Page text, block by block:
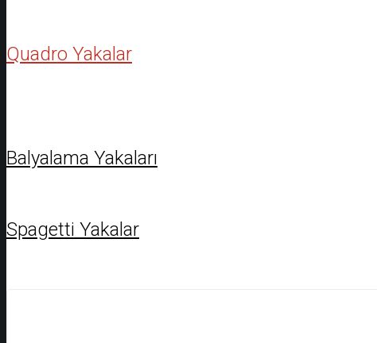
Quadro Yakalar
Balyalama Yakaları
Spagetti Yakalar